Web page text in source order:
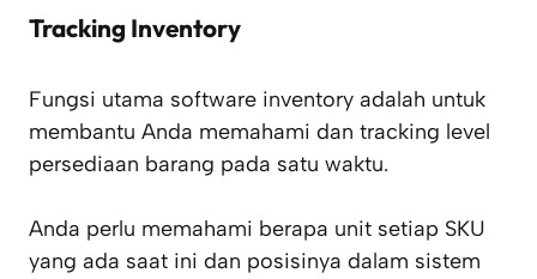
Tracking Inventory
Fungsi utama software inventory adalah untuk
membantu Anda memahami dan tracking level
persediaan barang pada satu waktu.
Anda perlu memahami berapa unit setiap SKU
yang ada saat ini dan posisinya dalam sistem